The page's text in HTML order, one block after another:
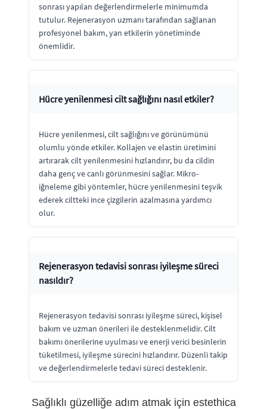
sonrası yapılan değerlendirmelerle minimumda
tutulur. Rejenerasyon uzmanı tarafından sağlanan
profesyonel bakım, yan etkilerin yönetiminde
önemlidir.
Hücre yenilenmesi cilt sağlığını nasıl etkiler?
Hücre yenilenmesi, cilt sağlığını ve görünümünü
olumlu yönde etkiler. Kollajen ve elastin üretimini
artırarak cilt yenilenmesini hızlandırır, bu da cildin
daha genç ve canlı görünmesini sağlar. Mikro-
iğneleme gibi yöntemler, hücre yenilenmesini teşvik
ederek ciltteki ince çizgilerin azalmasına yardımcı
olur.
Rejenerasyon tedavisi sonrası iyileşme süreci
nasıldır?
Rejenerasyon tedavisi sonrası iyileşme süreci, kişisel
bakım ve uzman önerileri ile desteklenmelidir. Cilt
bakımı önerilerine uyulması ve enerji verici besinlerin
tüketilmesi, iyileşme sürecini hızlandırır. Düzenli takip
ve değerlendirmelerle tedavi süreci desteklenir.
Sağlıklı güzelliğe adım atmak için estethica